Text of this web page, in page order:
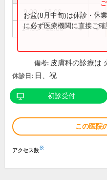
9:00～13:00 ● ●
14:00～18:00 ● ●
お盆(8月中旬)は休診・休
に必ず医療機関に直接ご確
備考: 皮膚科の診療は
休診日: 日、祝
初診受付
この医院
アクセス数※